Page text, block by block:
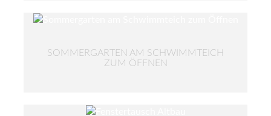
SOMMERGARTEN AM SCHWIMMTEICH
ZUM ÖFFNEN